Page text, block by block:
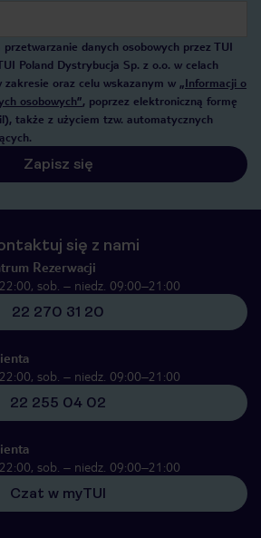
przetwarzanie danych osobowych przez TUI
Poland Dystrybucja Sp. z o.o. w celach
zakresie oraz celu wskazanym w „Informacji o
osobowych”, poprzez elektroniczną formę
także z użyciem tzw. automatycznych
Zapisz się
się z nami
Rezerwacji
sob. – niedz. 09:00–21:00
22 270 31 20
sob. – niedz. 09:00–21:00
22 255 04 02
sob. – niedz. 09:00–21:00
Czat w myTUI